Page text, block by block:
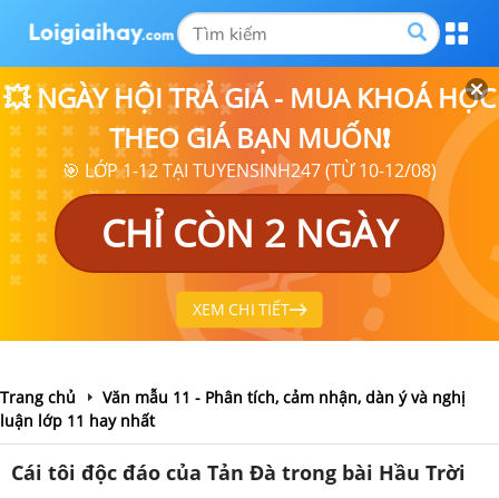
💥 NGÀY HỘI TRẢ GIÁ - MUA KHOÁ HỌC
THEO GIÁ BẠN MUỐN❗
🎯 LỚP 1-12 TẠI TUYENSINH247 (TỪ 10-12/08)
CHỈ CÒN 2 NGÀY
XEM CHI TIẾT
Trang chủ
Văn mẫu 11 - Phân tích, cảm nhận, dàn ý và nghị
luận lớp 11 hay nhất
Cái tôi độc đáo của Tản Đà trong bài Hầu Trời